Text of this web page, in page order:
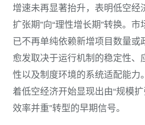
增速未再显著抬升，表明低空经
扩张期”向“理性增长期”转换。
已不再单纯依赖新增项目数量或
愈发取决于运行机制的稳定性、
性以及制度环境的系统适配能力
着低空经济开始显现出由“规模扩
效率并重”转型的早期信号。